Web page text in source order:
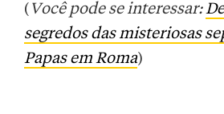
( Você pode se interessar:
segredos das misteriosas
Papas em Roma)